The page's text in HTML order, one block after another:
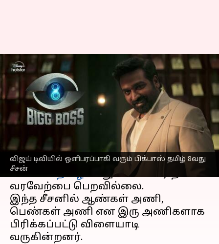
விஜய் டிவியில் ஒளிபரப்பாகி வரும் பிக்பாஸ் தமிழ் 8வது
சீசன்
பிக்பாஸ் தமிழ் 8: இந்த
வாரம் இவர் தான்
வெளியேற போகிறாரா?
எழுதியவர் Venkatalakshmi V Nov 21, 2024 04:49 pm
செய்தி முன்னோட்டம்
விஜய் டிவியில்ஒளிபரப்பாகி வரும்
பிக்பாஸ் தமிழ்8வது சீசன் பெரிதாக
வரவேற்பை பெறவில்லை.
இந்த சீசனில் ஆண்கள் அணி,
பெண்கள் அணி என இரு அணிகளாக
பிரிக்கப்பட்டு விளையாடி
வருகின்றனர்.